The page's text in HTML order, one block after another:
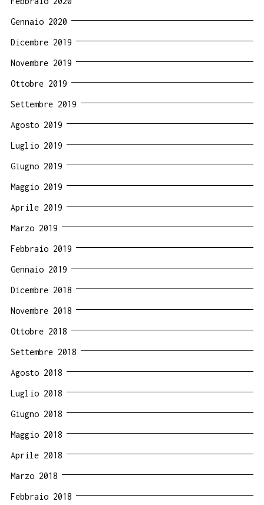
Gennaio 2020
Dicembre 2019
Novembre 2019
Ottobre 2019
Settembre 2019
Agosto 2019
Luglio 2019
Giugno 2019
Maggio 2019
Aprile 2019
Marzo 2019
Febbraio 2019
Gennaio 2019
Dicembre 2018
Novembre 2018
Ottobre 2018
Settembre 2018
Agosto 2018
Luglio 2018
Giugno 2018
Maggio 2018
Aprile 2018
Marzo 2018
Febbraio 2018